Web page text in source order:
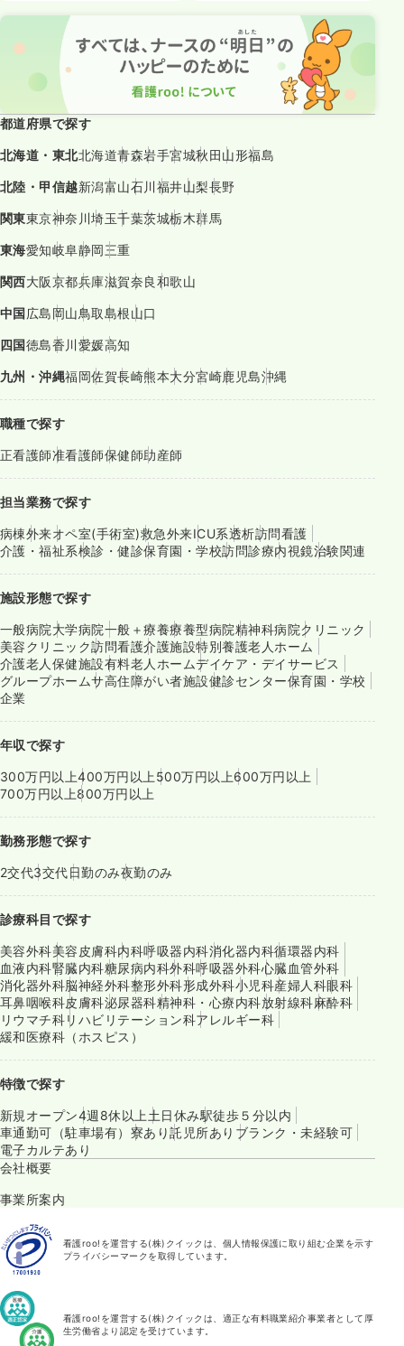
都道府県で探す
北海道・東北北海道青森岩手宮城秋田山形福島
北陸・甲信越新潟富山石川福井山梨長野
関東東京神奈川埼玉千葉茨城栃木群馬
東海愛知岐阜静岡三重
関西大阪京都兵庫滋賀奈良和歌山
中国広島岡山鳥取島根山口
四国徳島香川愛媛高知
九州・沖縄福岡佐賀長崎熊本大分宮崎鹿児島沖縄
職種で探す
正看護師准看護師保健師助産師
担当業務で探す
病棟外来オペ室(手術室)救急外来ICU系透析訪問看護
介護・福祉系検診・健診保育園・学校訪問診療内視鏡治験関連
施設形態で探す
一般病院大学病院一般＋療養療養型病院精神科病院クリニック
美容クリニック訪問看護介護施設特別養護老人ホーム
介護老人保健施設有料老人ホームデイケア・デイサービス
グループホームサ高住障がい者施設健診センター保育園・学校
企業
年収で探す
300万円以上400万円以上 500万円以上600万円以上
700万円以上800万円以上
勤務形態で探す
2交代3交代日勤のみ夜勤のみ
診療科目で探す
美容外科美容皮膚科内科呼吸器内科消化器内科循環器内科
血液内科腎臓内科糖尿病内科外科呼吸器外科心臓血管外科
消化器外科脳神経外科整形外科形成外科小児科産婦人科眼科
耳鼻咽喉科皮膚科泌尿器科精神科・心療内科放射線科麻酔科
リウマチ科リハビリテーション科アレルギー科
緩和医療科（ホスピス）
特徴で探す
新規オープン4週8休以上 土日休み駅徒歩５分以内
車通勤可（駐車場有） 寮あり託児所あり ブランク・未経験可
電子カルテあり
会社概要
事業所案内
看護roo!を運営する(株)クイックは、個人情報保護に取り組む企業を示す
プライバシーマークを取得しています。
看護roo!を運営する(株)クイックは、適正な有料職業紹介事業者として厚
生労働省より認定を受けています。